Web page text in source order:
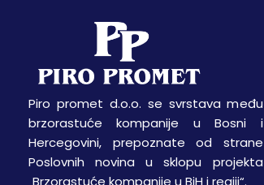
Piro promet d.o.o. se svrstava među
brzorastuće kompanije u Bosni i
Hercegovini, prepoznate od strane
Poslovnih novina u sklopu projekta